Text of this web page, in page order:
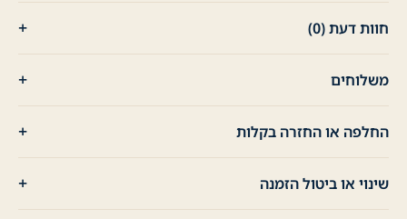
חוות דעת (0)
משלוחים
החלפה או החזרה בקלות
שינוי או ביטול הזמנה